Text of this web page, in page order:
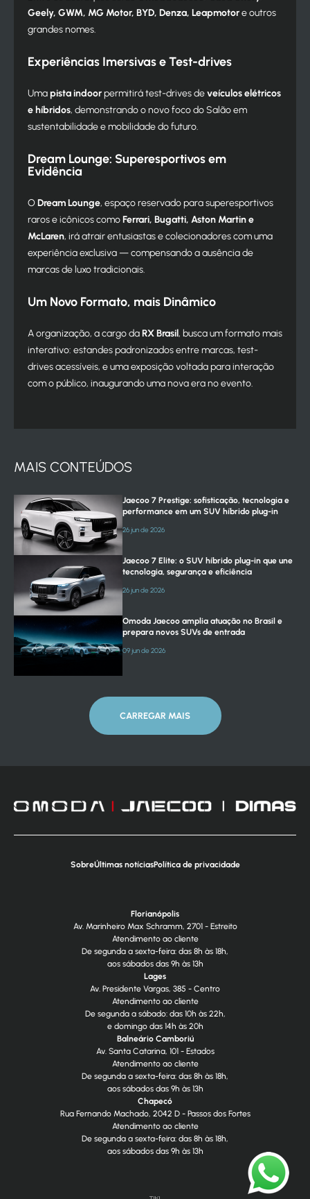
Geely, GWM, MG Motor, BYD, Denza, Leapmotore outros
grandes nomes.
Experiências Imersivas e Test-drives
Umapista indoorpermitirá test-drives deveículos elétricos
e híbridos, demonstrando o novo foco do Salão em
sustentabilidade e mobilidade do futuro.
Dream Lounge: Superesportivos em
Evidência
ODream Lounge, espaço reservado para superesportivos
raros e icônicos comoFerrari, Bugatti, Aston Martin e
McLaren, irá atrair entusiastas e colecionadores com uma
experiência exclusiva — compensando a ausência de
marcas de luxo tradicionais.
Um Novo Formato, mais Dinâmico
A organização, a cargo daRX Brasil, busca um formato mais
interativo: estandes padronizados entre marcas, test-
drives acessíveis, e uma exposição voltada para interação
com o público, inaugurando uma nova era no evento.
MAIS CONTEÚDOS
Jaecoo 7 Prestige: sofisticação, tecnologia e
performance em um SUV híbrido plug-in
26 jun de 2026
Jaecoo 7 Elite: o SUV híbrido plug-in que une
tecnologia, segurança e eficiência
26 jun de 2026
Omoda Jaecoo amplia atuação no Brasil e
prepara novos SUVs de entrada
09 jun de 2026
CARREGAR MAIS
SobreÚltimas notíciasPolítica de privacidade
Florianópolis
Av. Marinheiro Max Schramm, 2701 - Estreito
Atendimento ao cliente
De segunda a sexta-feira: das 8h às 18h,
aos sábados das 9h às 13h
Lages
Av. Presidente Vargas, 385 - Centro
Atendimento ao cliente
De segunda a sábado: das 10h às 22h,
e domingo das 14h às 20h
Balneário Camboriú
Av. Santa Catarina, 101 - Estados
Atendimento ao cliente
De segunda a sexta-feira: das 8h às 18h,
aos sábados das 9h às 13h
Chapecó
Rua Fernando Machado, 2042 D - Passos dos Fortes
Atendimento ao cliente
De segunda a sexta-feira: das 8h às 18h,
aos sábados das 9h às 13h